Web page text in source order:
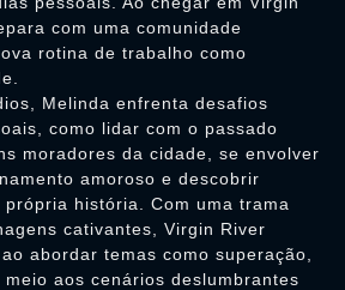
com uma comunidade
rotina de trabalho como
Melinda enfrenta desafios
como lidar com o passado
moradores da cidade, se envolver
amoroso e descobrir
história. Com uma trama
cativantes, Virgin River
abordar temas como superação,
aos cenários deslumbrantes